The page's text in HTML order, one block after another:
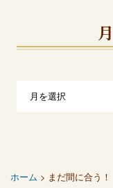
ホーム > まだ間に合う！